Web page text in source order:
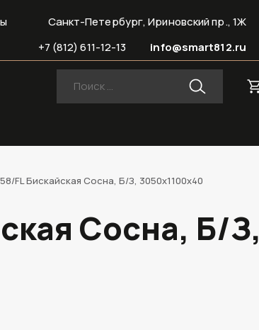
Санкт-Петербург, Ириновский пр., 1Ж
info@smart812.ru
+7 (812) 611-12-13
FL Бискайская Сосна, Б/З, 3050х1100х40
Сосна, Б/З,